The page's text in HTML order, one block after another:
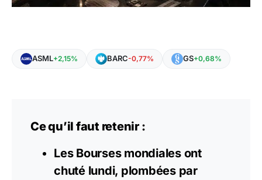
ASML+2,15% BARC-0,77% GS+0,68%
Ce qu’il faut retenir :
Les Bourses mondiales ont
chuté lundi, plombées par